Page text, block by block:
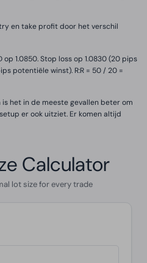
en take profit door het verschil
op 1.0850. Stop loss op 1.0830 (20 pips
potentiële winst). R:R = 50 / 20 =
is het in de meeste gevallen beter om
er ook uitziet. Er komen altijd
Calculator
lot size for every trade